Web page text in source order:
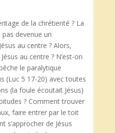
de la chrétienté ? La
pas devenue un
au centre ? Alors,
au centre ? N’est-on
le paralytique
(Luc 5 17-20) avec toutes
(la foule écoutait Jésus)
? Comment trouver
faire entrer par le toit
s’approcher de Jésus